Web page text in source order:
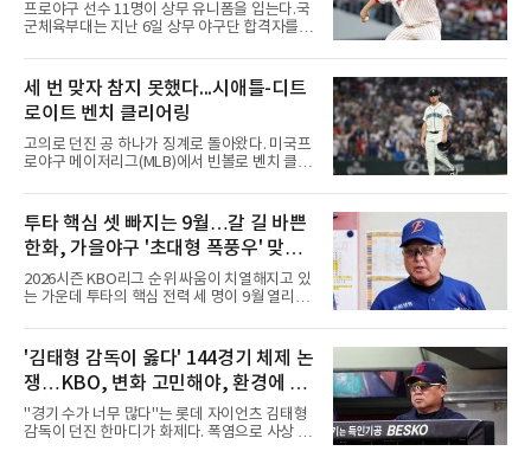
프로야구 선수 11명이 상무 유니폼을 입는다.국
군체육부대는 지난 6일 상무 야구단 합격자를
10개 구단에 확인한 결과, KIA 타이거즈에서는
핵심 불펜 정해영과 우완 한재승, 내야수 윤도현
이 합격했다. 롯데 자이언츠는 오른손 불펜 최준
용과 이민석, 내야수 이호준 세 명이 이름을 올
렸고, 삼성 라이온즈에서도 좌완 이승현과 외야
수 함수호, 내야수 심재훈이 통보를 받았다.두산
베어스 투수 최지강과 키움 히어로즈 외야수 원
스, kt wiz에서는 합격자가 나오지 않았다.이들
은 올해 12월 입대해 2028
세 번 맞자 참지 못했다...시애틀-디트
로이트 벤치 클리어링
고의로 던진 공 하나가 징계로 돌아왔다. 미국프
로야구 메이저리그(MLB)에서 빈볼로 벤치 클리
이저리그 사무국은 7일(한국시간) 시애틀 매리
너스 불펜 투수 게이브 스파이어에게 3경기, 댄
윌슨 감독에게 1경기 출장 금지 처분을 내렸다.
두 사람에게는 공개되지 않은 벌금도 부과됐다.
발단은 전날 경기였다. 미국 워싱턴주 시애틀 T
모바일 파크에서 열린 디트로이트 타이거스전 8
회초, 2사 후 등판한 스파이어가 글라이버 토레
맞았던 디트로이트 선수들은 분을 참지 못하고
그라운드로 뛰쳐나왔다.심판
투타 핵심 셋 빠지는 9월…갈 길 바쁜
한화, 가을야구 '초대형 폭풍우' 맞는
다?
2026시즌 KBO리그 순위 싸움이 치열해지고 있
는 가운데 투타의 핵심 전력 세 명이 9월 열리는
화 이글스에 거센 폭풍우가 강타할 것으로 보인
다.이번 아시안게임 한국 야구대표팀에 타선의
중심인 거포 노시환과 문현빈이 승선한 데 이어,
대만 야구협회의 최종 엔트리 발표를 통해 아시
아 쿼터 최고의 히트작이자 선발진의 중추인 좌
완 에이스 왕옌청까지 차출이 확정되었다. 팀 공
격의 핵과 마운드의 핵심 자원들이 단 한꺼번에
'김태형 감독이 옳다' 144경기 체제 논
쟁…KBO, 변화 고민해야, 환경에 맞
는 경기 수가 바람직
"경기 수가 너무 많다"는 롯데 자이언츠 김태형
감독이 던진 한마디가 화제다. 폭염으로 사상 초